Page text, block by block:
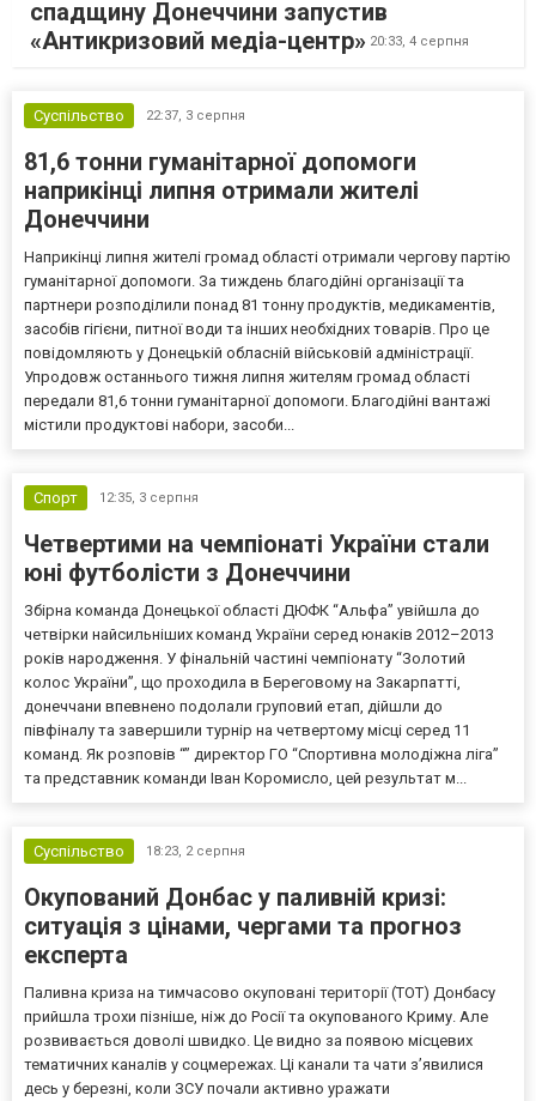
спадщину Донеччини запустив
«Антикризовий медіа-центр» 20:33, 4 серпня
Суспільство 22:37, 3 серпня
81,6 тонни гуманітарної допомоги
наприкінці липня отримали жителі
Донеччини
Наприкінці липня жителі громад області отримали чергову партію
гуманітарної допомоги. За тиждень благодійні організації та
партнери розподілили понад 81 тонну продуктів, медикаментів,
засобів гігієни, питної води та інших необхідних товарів. Про це
повідомляють у Донецькій обласній військовій адміністрації.
Упродовж останнього тижня липня жителям громад області
передали 81,6 тонни гуманітарної допомоги. Благодійні вантажі
містили продуктові набори, засоби...
Спорт 12:35, 3 серпня
Четвертими на чемпіонаті України стали
юні футболісти з Донеччини
Збірна команда Донецької області ДЮФК “Альфа” увійшла до
четвірки найсильніших команд України серед юнаків 2012–2013
років народження. У фінальній частині чемпіонату “Золотий
колос України”, що проходила в Береговому на Закарпатті,
донеччани впевнено подолали груповий етап, дійшли до
півфіналу та завершили турнір на четвертому місці серед 11
команд. Як розповів “” директор ГО “Спортивна молодіжна ліга”
та представник команди Іван Коромисло, цей результат м...
Суспільство 18:23, 2 серпня
Окупований Донбас у паливній кризі:
ситуація з цінами, чергами та прогноз
експерта
Паливна криза на тимчасово окуповані території (ТОТ) Донбасу
прийшла трохи пізніше, ніж до Росії та окупованого Криму. Але
розвивається доволі швидко. Це видно за появою місцевих
тематичних каналів у соцмережах. Ці канали та чати з’явилися
десь у березні, коли ЗСУ почали активно уражати